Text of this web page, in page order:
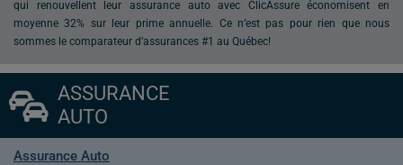
qui renouvellent leur assurance auto avec ClicAssure économisent en
moyenne 32% sur leur prime annuelle. Ce n’est pas pour rien que nous
sommes le comparateur d’assurances #1 au Québec!
ASSURANCE
AUTO
Assurance Auto